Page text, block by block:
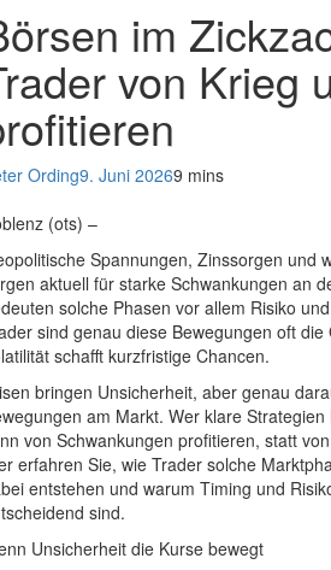
im
von Krieg
Ording9. Juni 20269 mins
(ots) –
Spannungen, Zinssorgen und
aktuell für starke Schwankungen an
solche Phasen vor allem Risiko
sind genau diese Bewegungen oft
schafft kurzfristige Chancen.
bringen Unsicherheit, aber genau
am Markt. Wer klare
von Schwankungen profitieren, statt
erfahren Sie, wie Trader solche
entstehen und warum Timing und
sind.
Unsicherheit die Kurse bewegt